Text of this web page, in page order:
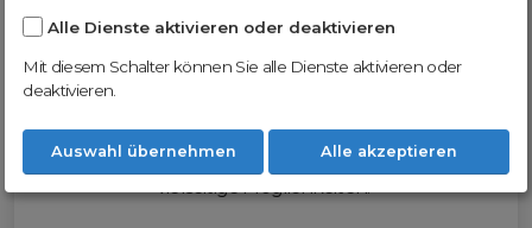
Nutze unsere Erfahrung und profitiere
erleichtern wir dir den
Domainhandel und bieten dir
vielseitige Möglichkeiten.
Alle Dienste aktivieren oder deaktivieren
Mit diesem Schalter können Sie alle Dienste aktivieren oder
deaktivieren.
Auswahl übernehmen Alle akzeptieren